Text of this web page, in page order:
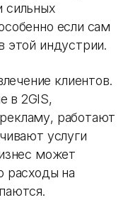
сильных
если сам
этой индустрии.
клиентов.
в 2GIS,
работают
услуги
может
расходы на